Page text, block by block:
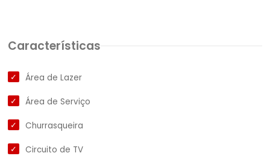
Características
Área de Lazer
Área de Serviço
Churrasqueira
Circuito de TV